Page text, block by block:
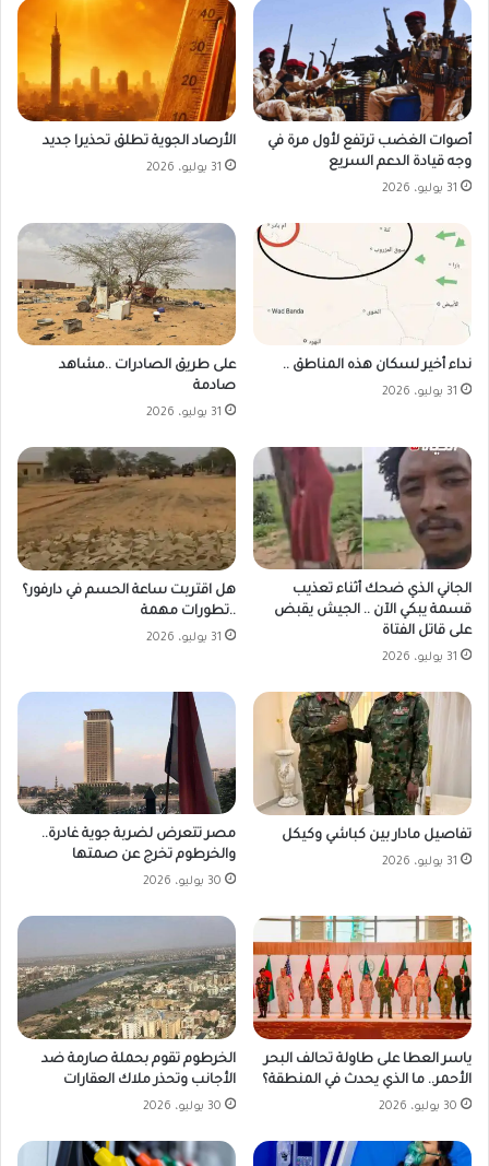
أصوات الغضب ترتفع لأول مرة في
وجه قيادة الدعم السريع
31 يوليو، 2026
الأرصاد الجوية تطلق تحذيرا جديد
31 يوليو، 2026
نداء أخير لسكان هذه المناطق ..
31 يوليو، 2026
على طريق الصادرات ..مشاهد
صادمة
31 يوليو، 2026
الجاني الذي ضحك أثناء تعذيب
قسمة يبكي الآن .. الجيش يقبض
على قاتل الفتاة
31 يوليو، 2026
هل اقتربت ساعة الحسم في دارفور؟
..تطورات مهمة
31 يوليو، 2026
تفاصيل مادار بين كباشي وكيكل
31 يوليو، 2026
مصر تتعرض لضربة جوية غادرة..
والخرطوم تخرج عن صمتها
30 يوليو، 2026
ياسر العطا على طاولة تحالف البحر
الأحمر.. ما الذي يحدث في المنطقة؟
30 يوليو، 2026
الخرطوم تقوم بحملة صارمة ضد
الأجانب وتحذر ملاك العقارات
30 يوليو، 2026